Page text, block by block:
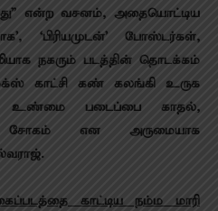
என்ற வசனம், அதையொட்டிய
‘பிரியமுடன்’ போஸ்டர்கள்,
நகரும் படத்தின் தொடக்கம்
காட்சி கண் கலங்கி உருக
உண்மை படைப்பை காதல்,
சோகம் என அருமையாக
காட்டிய நம்ம மாரி